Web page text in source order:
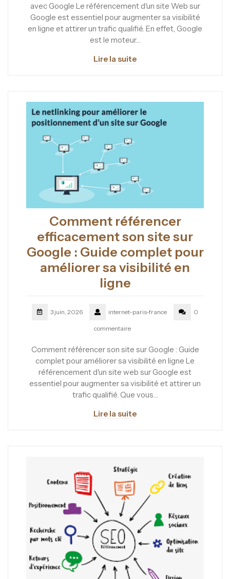
avec Google Le référencement d'un site Web sur
Google est essentiel pour augmenter sa visibilité
en ligne et attirer un trafic qualifié. En effet, Google
est le moteur…
Lire la suite
Comment référencer
efficacement son site sur
Google : Guide complet pour
améliorer sa visibilité en
ligne
3 juin, 2026 internet-paris-france 0
commentaire
Comment référencer son site sur Google : Guide
complet pour améliorer sa visibilité en ligne Le
référencement d'un site web sur Google est
essentiel pour augmenter sa visibilité et attirer un
trafic qualifié. Que vous…
Lire la suite